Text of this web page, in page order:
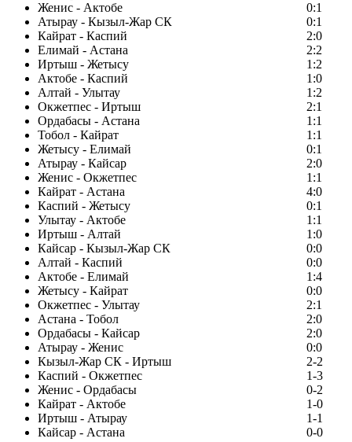
Женис - Актобе
0:1
Атырау - Кызыл-Жар СК
0:1
Кайрат - Каспий
2:0
Елимай - Астана
2:2
Иртыш - Жетысу
1:2
Актобе - Каспий
1:0
Алтай - Улытау
1:2
Окжетпес - Иртыш
2:1
Ордабасы - Астана
1:1
Тобол - Кайрат
1:1
Жетысу - Елимай
0:1
Атырау - Кайсар
2:0
Женис - Окжетпес
1:1
Кайрат - Астана
4:0
Каспий - Жетысу
0:1
Улытау - Актобе
1:1
Иртыш - Алтай
1:0
Кайсар - Кызыл-Жар СК
0:0
Алтай - Каспий
0:0
Актобе - Елимай
1:4
Жетысу - Кайрат
0:0
Окжетпес - Улытау
2:1
Астана - Тобол
2:0
Ордабасы - Кайсар
2:0
Атырау - Женис
0:0
Кызыл-Жар СК - Иртыш
2-2
Каспий - Окжетпес
1-3
Женис - Ордабасы
0-2
Кайрат - Актобе
1-0
Иртыш - Атырау
1-1
Кайсар - Астана
0-0